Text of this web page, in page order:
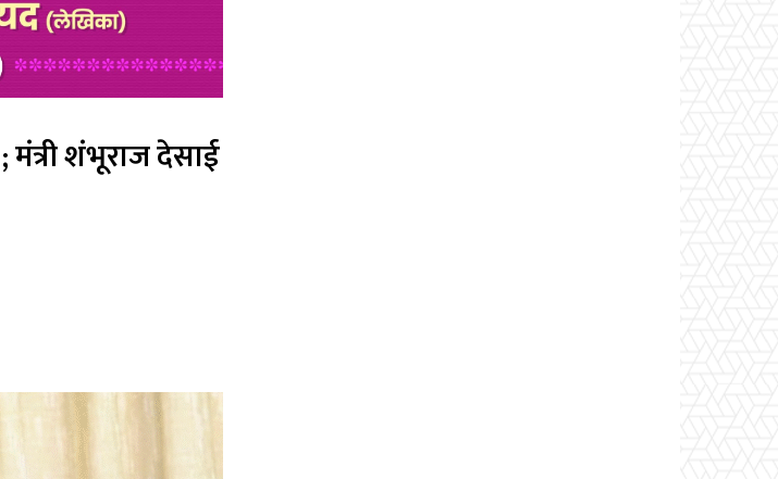
; मंत्री शंभूराज देसाई